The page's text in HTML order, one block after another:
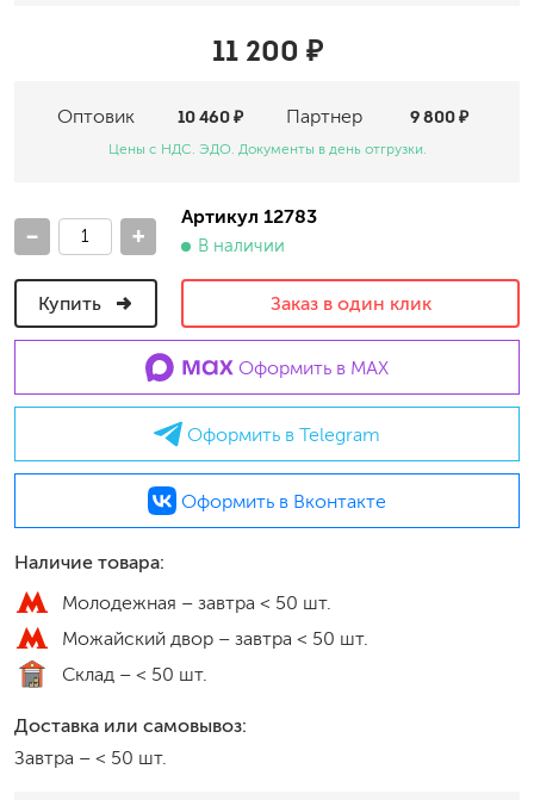
11 200 ₽
Оптовик Партнер
10 460 ₽ 9 800 ₽
Цены с НДС. ЭДО. Документы в день отгрузки.
- +
Артикул 12783
В наличии
Купить Заказ в один клик
Оформить в MAX
Оформить в Telegram
Оформить в Вконтакте
Наличие товара:
Молодежная – завтра < 50 шт.
Можайский двор – завтра < 50 шт.
Склад – < 50 шт.
Доставка или самовывоз:
Завтра – < 50 шт.